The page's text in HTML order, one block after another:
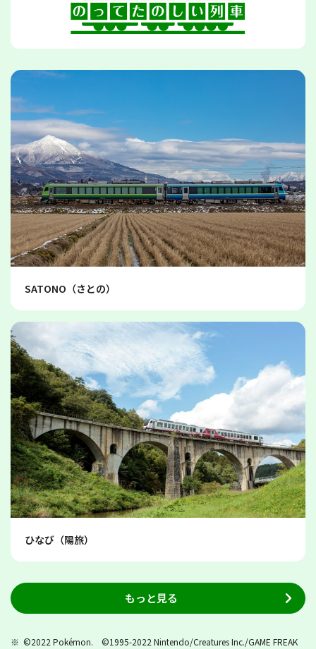
SATONO（さとの）
ひなび（陽旅）
もっと見る
©2022 Pokémon. ©1995-2022 Nintendo/Creatures Inc./GAME FREAK